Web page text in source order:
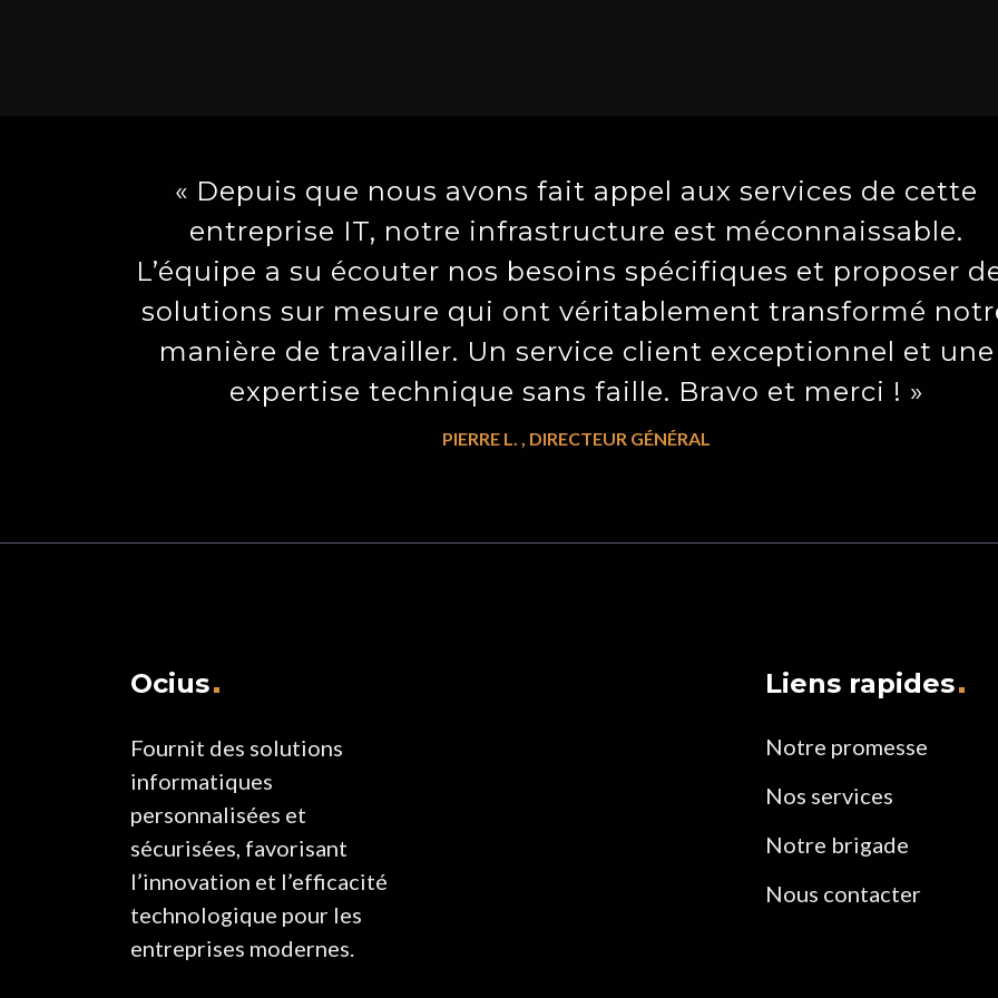
« Depuis que nous avons fait appel aux services de cette
entreprise IT, notre infrastructure est méconnaissable.
L’équipe a su écouter nos besoins spécifiques et proposer
solutions sur mesure qui ont véritablement transformé
manière de travailler. Un service client exceptionnel et une
expertise technique sans faille. Bravo et merci ! »
PIERRE L. , DIRECTEUR GÉNÉRAL
Ocius
Fournit des solutions
informatiques
personnalisées et
sécurisées, favorisant
l’innovation et l’efficacité
technologique pour les
entreprises modernes.
Liens rapides
Notre promesse
Nos services
Notre brigade
Nous contacter